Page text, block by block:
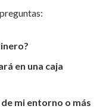
en una caja
mi entorno o más